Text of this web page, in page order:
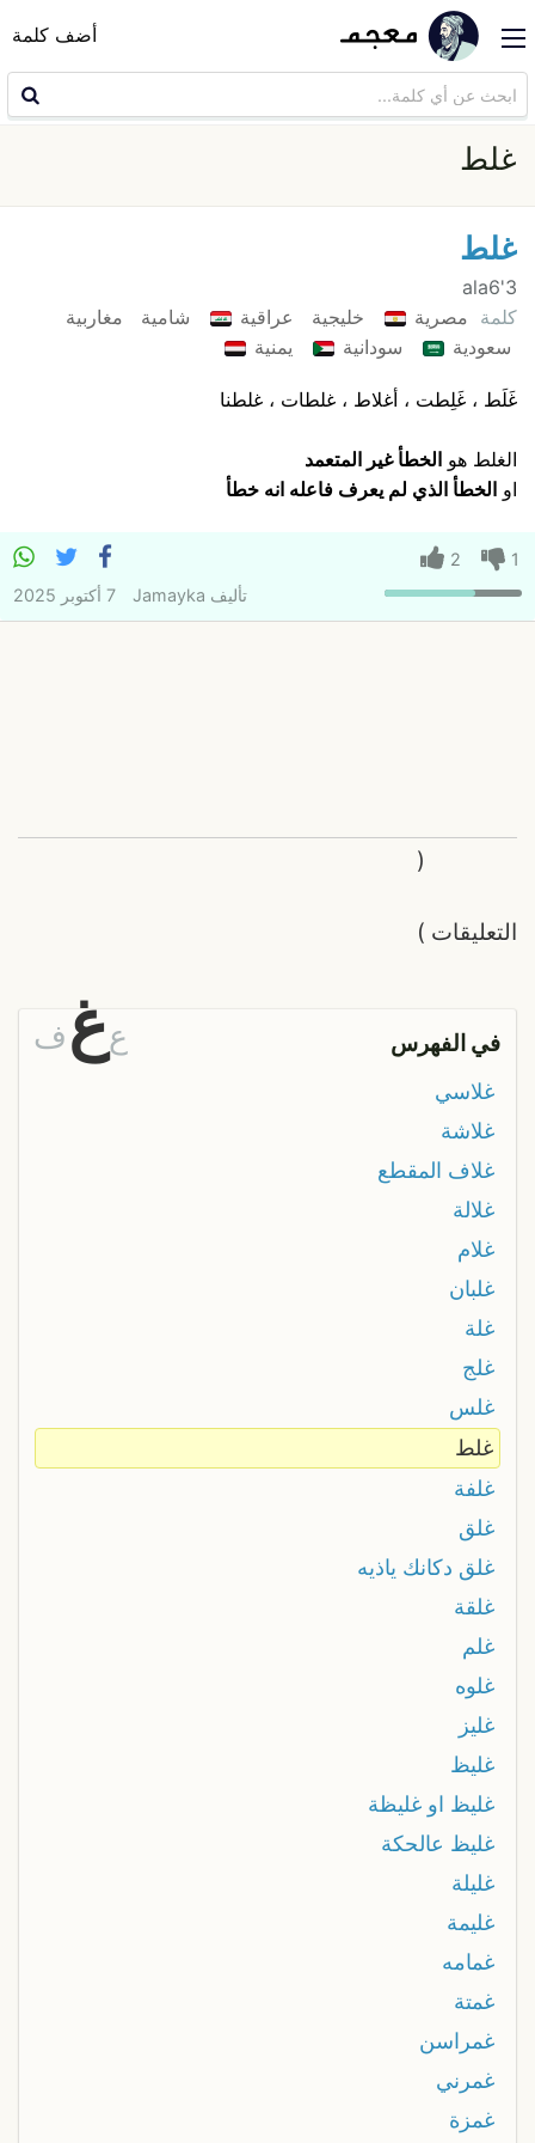
أضف كلمة
غلط
غلط
3'ala6
كلمة مصرية خليجية عراقية شامية
مغاربية
سعودية
سودانية يمنية
غَلَط ، غَلِطت ، أغلاط ، غلطات ، غلطنا
الغلط هو الخطأ غير المتعمد
او الخطأ الذي لم يعرف فاعله انه خطأ
1
2
تأليف Jamayka 7 أكتوبر 2025
التعليقات
(
)
في الفهرس عغف
غلاسي
غلاشة
غلاف المقطع
غلالة
غلام
غلبان
غلة
غلج
غلس
غلط
غلفة
غلق
غلق دكانك ياذيه
غلقة
غلم
غلوه
غليز
غليظ
غليظ او غليظة
غليظ عالحكة
غليلة
غليمة
غمامه
غمتة
غمراسن
غمرني
غمزة